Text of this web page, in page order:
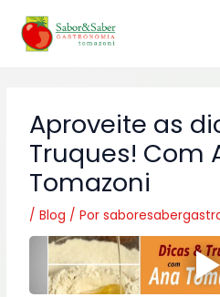
para
Aproveite as
Truques! Com
Tomazoni
/Blog / Por